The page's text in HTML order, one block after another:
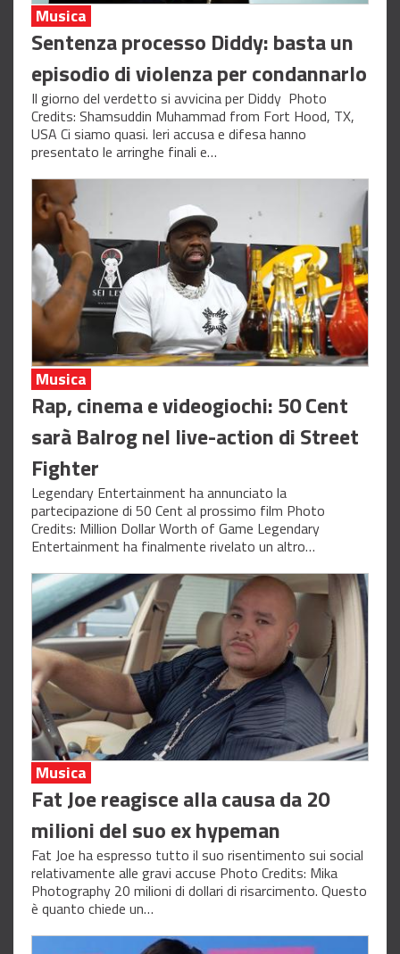
Musica
Sentenza processo Diddy: basta un
episodio di violenza per condannarlo
Il giorno del verdetto si avvicina per Diddy Photo
Credits: Shamsuddin Muhammad from Fort Hood, TX,
USA Ci siamo quasi. Ieri accusa e difesa hanno
presentato le arringhe finali e…
Musica
Rap, cinema e videogiochi: 50 Cent
sarà Balrog nel live-action di Street
Fighter
Legendary Entertainment ha annunciato la
partecipazione di 50 Cent al prossimo film Photo
Credits: Million Dollar Worth of Game Legendary
Entertainment ha finalmente rivelato un altro…
Musica
Fat Joe reagisce alla causa da 20
milioni del suo ex hypeman
Fat Joe ha espresso tutto il suo risentimento sui social
relativamente alle gravi accuse Photo Credits: Mika
Photography 20 milioni di dollari di risarcimento. Questo
è quanto chiede un…